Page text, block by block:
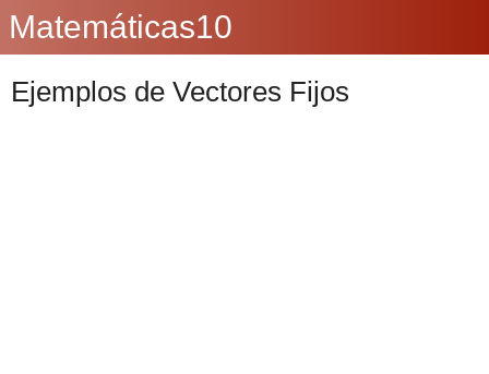
Matemáticas10
Ejemplos de Vectores Fijos